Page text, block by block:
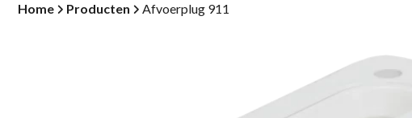
Home Producten Afvoerplug 911